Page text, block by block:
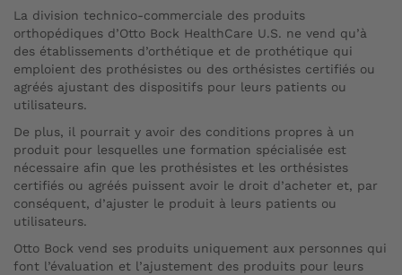
La division technico-commerciale des produits
orthopédiques d’Otto Bock HealthCare U.S. ne vend qu’à
des établissements d’orthétique et de prothétique qui
emploient des prothésistes ou des orthésistes certifiés ou
agréés ajustant des dispositifs pour leurs patients ou
utilisateurs.
De plus, il pourrait y avoir des conditions propres à un
produit pour lesquelles une formation spécialisée est
nécessaire afin que les prothésistes et les orthésistes
certifiés ou agréés puissent avoir le droit d’acheter et, par
conséquent, d’ajuster le produit à leurs patients ou
utilisateurs.
Otto Bock vend ses produits uniquement aux personnes qui
font l’évaluation et l’ajustement des produits pour leurs